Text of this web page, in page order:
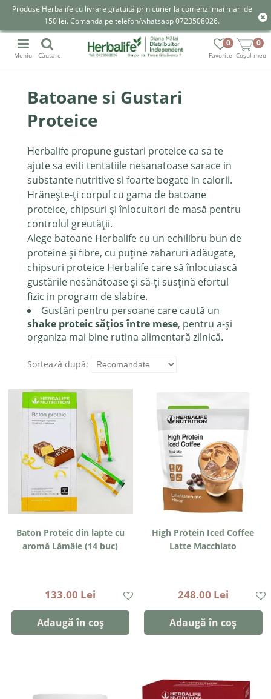
Produse Herbalife cu livrare gratuită prin curier la comenzi mai mari de
150 lei. Comanda pe telefon/whatsapp 0723508026.
Favorite
0
Coșul meu
0
Meniu Căutare
Batoane si Gustari
Proteice
Herbalife propune gustari proteice ca sa te
ajute sa eviti tentatiile nesanatoase sarace in
substante nutritive si foarte bogate in calorii.
Hrănește-ți corpul cu gama de batoane
proteice, chipsuri și înlocuitori de masă pentru
controlul greutății.
Alege batoane Herbalife cu un echilibru bun de
proteine și fibre, cu puține zaharuri adăugate,
chipsuri proteice Herbalife care să înlocuiască
gustările nesănătoase și să-ți susțină efortul
fizic in program de slabire.
Gustări pentru persoane care caută un
shake proteic sățios între mese, pentru a-și
organiza mai bine rutina alimentară zilnică.
Sortează după:
Baton Proteic din lapte cu
aromă Lămâie (14 buc)
133.00 Lei
Adaugă în coș
High Protein Iced Coffee
Latte Macchiato
248.00 Lei
Adaugă în coș